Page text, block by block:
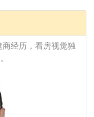
经历，看房视觉独